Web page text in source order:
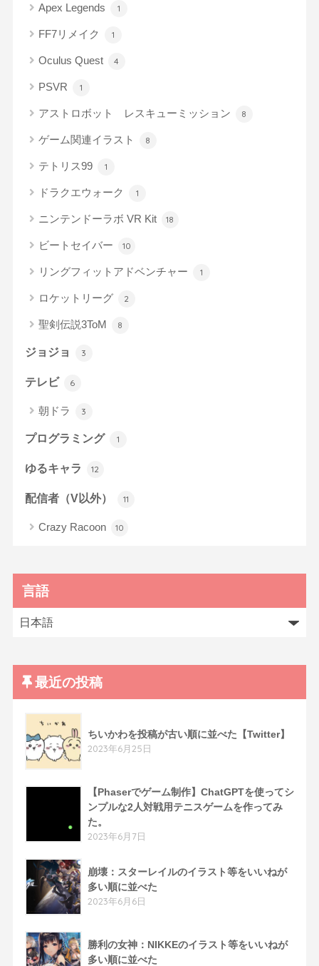
Apex Legends 1
FF7リメイク 1
Oculus Quest 4
PSVR 1
アストロボット レスキューミッション 8
ゲーム関連イラスト 8
テトリス99 1
ドラクエウォーク 1
ニンテンドーラボ VR Kit 18
ビートセイバー 10
リングフィットアドベンチャー 1
ロケットリーグ 2
聖剣伝説3ToM 8
ジョジョ 3
テレビ 6
朝ドラ 3
プログラミング 1
ゆるキャラ 12
配信者（V以外） 11
Crazy Racoon 10
言語
最近の投稿
ちいかわを投稿が古い順に並べた【Twitter】
2023年6月25日
【Phaserでゲーム制作】ChatGPTを使ってシ
ンプルな2人対戦用テニスゲームを作ってみ
た。
2023年6月7日
崩壊：スターレイルのイラスト等をいいねが
多い順に並べた
2023年6月6日
勝利の女神：NIKKEのイラスト等をいいねが
多い順に並べた